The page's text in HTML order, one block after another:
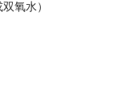
氧水）